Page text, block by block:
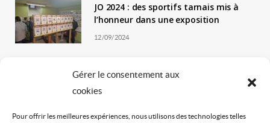
Gérer le consentement aux
cookies
Pour offrir les meilleures expériences, nous utilisons des technologies telles
JO 2024 : des sportifs tarnais mis à
l’honneur dans une exposition
12/09/2024
une 4ème édition !
01/09/2024